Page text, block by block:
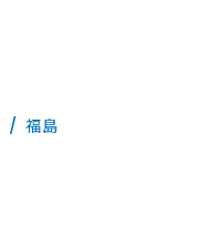
福島